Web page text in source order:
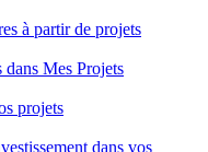
à partir de projets
dans Mes Projets
projets
dans vos